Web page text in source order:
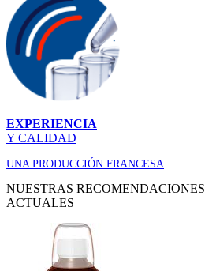
EXPERIENCIA
Y CALIDAD
UNA PRODUCCIÓN FRANCESA
NUESTRAS RECOMENDACIONES
ACTUALES